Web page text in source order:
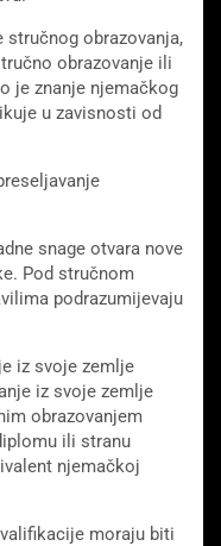
stručnog obrazovanja,
obrazovanje ili
je znanje njemačkog
u zavisnosti od
snage otvara nove
Pod stručnom
podrazumijevaju
iz svoje zemlje
iz svoje zemlje
obrazovanjem
ili stranu
njemačkoj
moraju biti